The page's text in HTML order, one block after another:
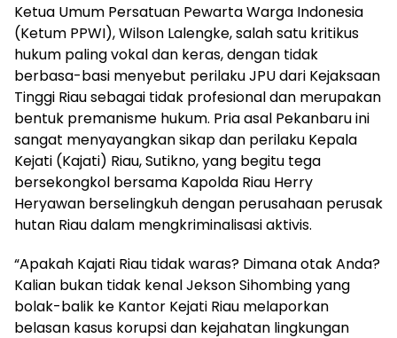
Ketua Umum Persatuan Pewarta Warga Indonesia
(Ketum PPWI), Wilson Lalengke, salah satu kritikus
hukum paling vokal dan keras, dengan tidak
berbasa-basi menyebut perilaku JPU dari Kejaksaan
Tinggi Riau sebagai tidak profesional dan merupakan
bentuk premanisme hukum. Pria asal Pekanbaru ini
sangat menyayangkan sikap dan perilaku Kepala
Kejati (Kajati) Riau, Sutikno, yang begitu tega
bersekongkol bersama Kapolda Riau Herry
Heryawan berselingkuh dengan perusahaan perusak
hutan Riau dalam mengkriminalisasi aktivis.
“Apakah Kajati Riau tidak waras? Dimana otak Anda?
Kalian bukan tidak kenal Jekson Sihombing yang
bolak-balik ke Kantor Kejati Riau melaporkan
belasan kasus korupsi dan kejahatan lingkungan